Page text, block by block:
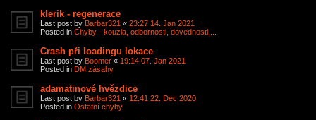
klerik - regenerace
Last post by Barbar321 « 23:27 14. Jan 2021
Posted in Chyby - kouzla, odbornosti, dovednosti,...
Crash při loadingu lokace
Last post by Boomer « 19:14 07. Jan 2021
Posted in DM zásahy
adamatinové hvězdice
Last post by Barbar321 « 12:41 22. Dec 2020
Posted in Ostatní chyby